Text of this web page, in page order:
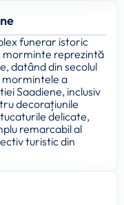
funerar istoric
morminte reprezintă
datând din secolul
mormintele a
Saadiene, inclusiv
decorațiunile
delicate,
remarcabil al
turistic din